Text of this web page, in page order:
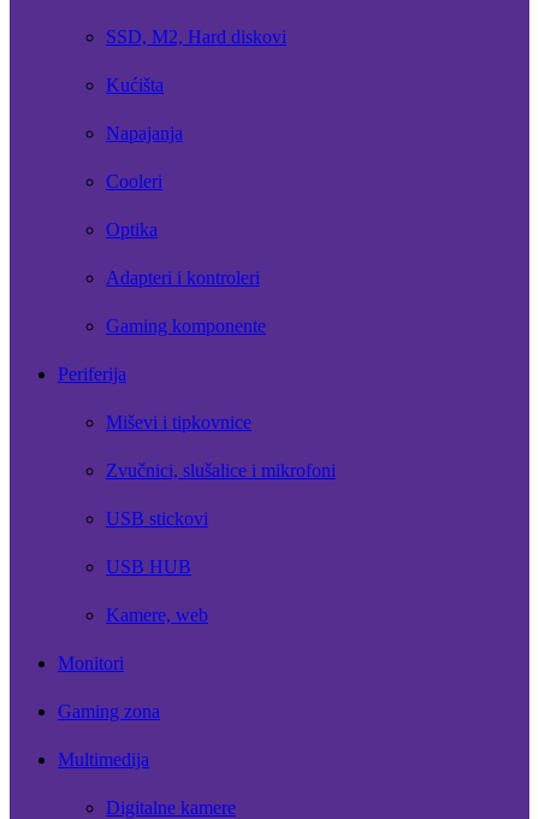
SSD, M2, Hard diskovi
Kućišta
Napajanja
Cooleri
Optika
Adapteri i kontroleri
Gaming komponente
Periferija
Miševi i tipkovnice
Zvučnici, slušalice i mikrofoni
USB stickovi
USB HUB
Kamere, web
Monitori
Gaming zona
Multimedija
Digitalne kamere